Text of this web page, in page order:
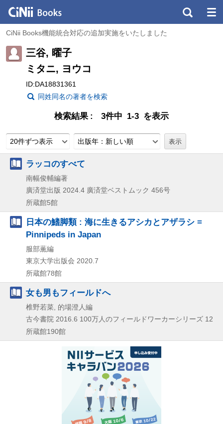
CiNii Books機能統合対応の追加実施をいたしました
三谷, 曜子
ミタニ, ヨウコ
ID:DA18831361
同姓同名の著者を検索
検索結果 3件中 1-3 を表示
20件ずつ表示 出版年：新しい順
ラッコのすべて
南幅俊輔編著
廣済堂出版 2024.4 廣済堂ベストムック 456号
所蔵館5館
日本の鰭脚類 : 海に生きるアシカとアザラシ =
Pinnipeds in Japan
服部薫編
東京大学出版会 2020.7
所蔵館78館
女も男もフィールドへ
椎野若菜, 的場澄人編
古今書院 2016.6 100万人のフィールドワーカーシリーズ 12
所蔵館190館